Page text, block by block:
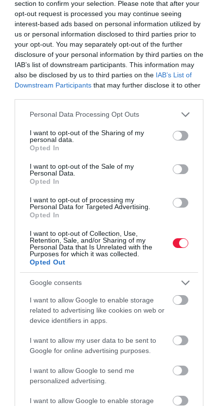
section to confirm your selection. Please note that after your
opt-out request is processed you may continue seeing
interest-based ads based on personal information utilized by
us or personal information disclosed to third parties prior to
your opt-out. You may separately opt-out of the further
disclosure of your personal information by third parties on the
IAB’s list of downstream participants. This information may
also be disclosed by us to third parties on the IAB’s List of
Downstream Participants that may further disclose it to other
Please note that this website/app uses one or more Google
not limited to your visit or usage behaviour. You may click to
grant or deny consent to Google and its third-party tags to
use your data for below specified purposes in below Google
consent section.
Personal Data Processing Opt Outs
I want to opt-out of the Sharing of my
personal data.
Opted In
I want to opt-out of the Sale of my
Personal Data.
Opted In
I want to opt-out of processing my
Personal Data for Targeted Advertising.
Opted In
I want to opt-out of Collection, Use,
Retention, Sale, and/or Sharing of my
Personal Data that Is Unrelated with the
Purposes for which it was collected.
Opted Out
Google consents
I want to allow Google to enable storage
related to advertising like cookies on web or
device identifiers in apps.
I want to allow my user data to be sent to
Google for online advertising purposes.
I want to allow Google to send me
personalized advertising.
I want to allow Google to enable storage
Kérdésekre is válaszolni fog az Instába ültetett MI
Az Instagramban lévő kereső munkája nehezen nevezhető
kielégítőnek. Azonban úgy döntött a Meta, mesterséges
látványos változást ígér…